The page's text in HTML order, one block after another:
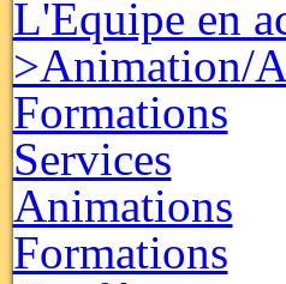
L'Equipe en
>Animation/
Formations
Services
Animations
Formations